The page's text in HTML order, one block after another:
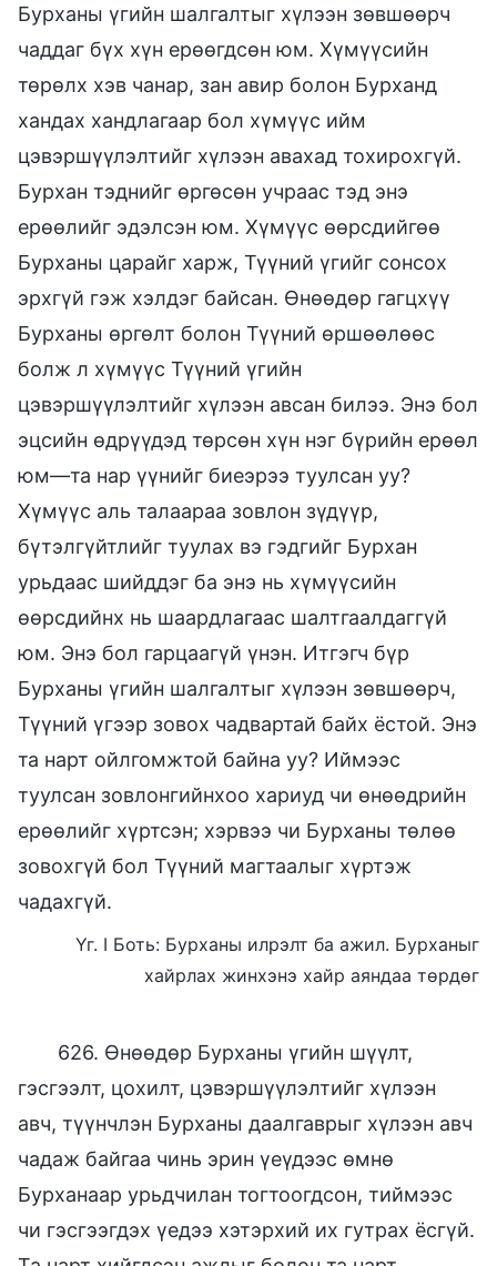
Бурханы үгийн шалгалтыг хүлээн зөвшөөрч
чаддаг бүх хүн ерөөгдсөн юм. Хүмүүсийн
төрөлх хэв чанар, зан авир болон Бурханд
хандах хандлагаар бол хүмүүс ийм
цэвэршүүлэлтийг хүлээн авахад тохирохгүй.
Бурхан тэднийг өргөсөн учраас тэд энэ
ерөөлийг эдэлсэн юм. Хүмүүс өөрсдийгөө
Бурханы царайг харж, Түүний үгийг сонсох
эрхгүй гэж хэлдэг байсан. Өнөөдөр гагцхүү
Бурханы өргөлт болон Түүний өршөөлөөс
болж л хүмүүс Түүний үгийн
цэвэршүүлэлтийг хүлээн авсан билээ. Энэ бол
эцсийн өдрүүдэд төрсөн хүн нэг бүрийн ерөөл
юм—та нар үүнийг биеэрээ туулсан уу?
Хүмүүс аль талаараа зовлон зүдүүр,
бүтэлгүйтлийг туулах вэ гэдгийг Бурхан
урьдаас шийддэг ба энэ нь хүмүүсийн
өөрсдийнх нь шаардлагаас шалтгаалдаггүй
юм. Энэ бол гарцаагүй үнэн. Итгэгч бүр
Бурханы үгийн шалгалтыг хүлээн зөвшөөрч,
Түүний үгээр зовох чадвартай байх ёстой. Энэ
та нарт ойлгомжтой байна уу? Иймээс
туулсан зовлонгийнхоо хариуд чи өнөөдрийн
ерөөлийг хүртсэн; хэрвээ чи Бурханы төлөө
зовохгүй бол Түүний магтаалыг хүртэж
чадахгүй.
Үг. I Боть: Бурханы илрэлт ба ажил. Бурханыг
хайрлах жинхэнэ хайр аяндаа төрдөг
626. Өнөөдөр Бурханы үгийн шүүлт,
гэсгээлт, цохилт, цэвэршүүлэлтийг хүлээн
авч, түүнчлэн Бурханы даалгаврыг хүлээн авч
чадаж байгаа чинь эрин үеүдээс өмнө
Бурханаар урьдчилан тогтоогдсон, тиймээс
чи гэсгээгдэх үедээ хэтэрхий их гутрах ёсгүй.